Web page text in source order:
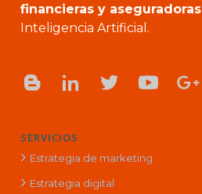
financieras y aseguradoras
Inteligencia Artificial.
SERVICIOS
Estrategia de marketing
Estrategia digital